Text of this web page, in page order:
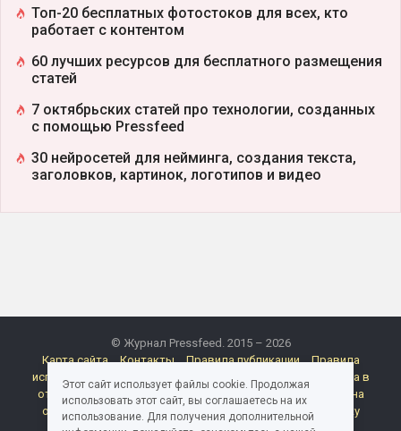
Топ-20 бесплатных фотостоков для всех, кто
работает с контентом
60 лучших ресурсов для бесплатного размещения
статей
7 октябрьских статей про технологии, созданных
с помощью Pressfeed
30 нейросетей для нейминга, создания текста,
заголовков, картинок, логотипов и видео
© Журнал Pressfeed. 2015 – 2026
Карта сайта
Контакты Правила публикации
Правила
использования материалов Pressfeed.Журнала
Политика в
отношении обработки персональных данных
Согласие на
обработку персональных данных
Согласие на рассылку
электронных сообщений
Реклама
Этот сайт использует файлы cookie. Продолжая
использовать этот сайт, вы соглашаетесь на их
использование. Для получения дополнительной